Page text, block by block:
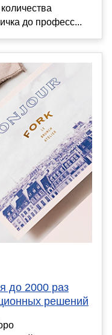
до професс...
до 2000 раз
решений